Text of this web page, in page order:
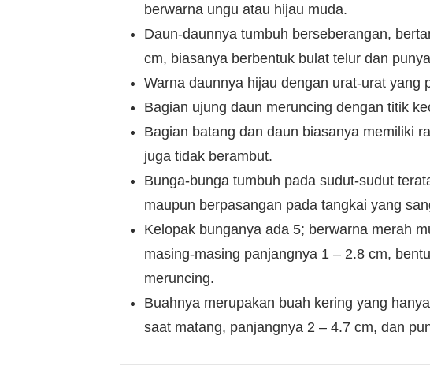
berwarna ungu atau hijau muda.
Daun-daunnya tumbuh berseberangan,
cm, biasanya berbentuk bulat telur dan
Warna daunnya hijau dengan urat-urat yang
Bagian ujung daun meruncing dengan titik
Bagian batang dan daun biasanya memiliki
juga tidak berambut.
Bunga-bunga tumbuh pada sudut-sudut
maupun berpasangan pada tangkai yang
Kelopak bunganya ada 5; berwarna merah
masing-masing panjangnya 1 – 2.8 cm,
meruncing.
Buahnya merupakan buah kering yang
saat matang, panjangnya 2 – 4.7 cm, dan